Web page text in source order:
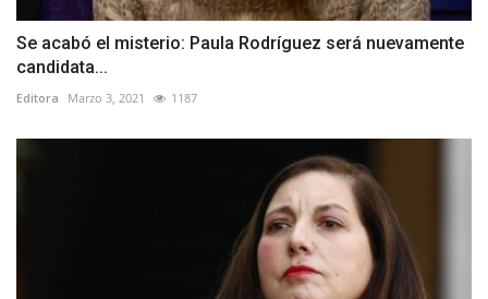
Se acabó el misterio: Paula Rodríguez será nuevamente
candidata...
Editora Marzo 3, 2021 1187